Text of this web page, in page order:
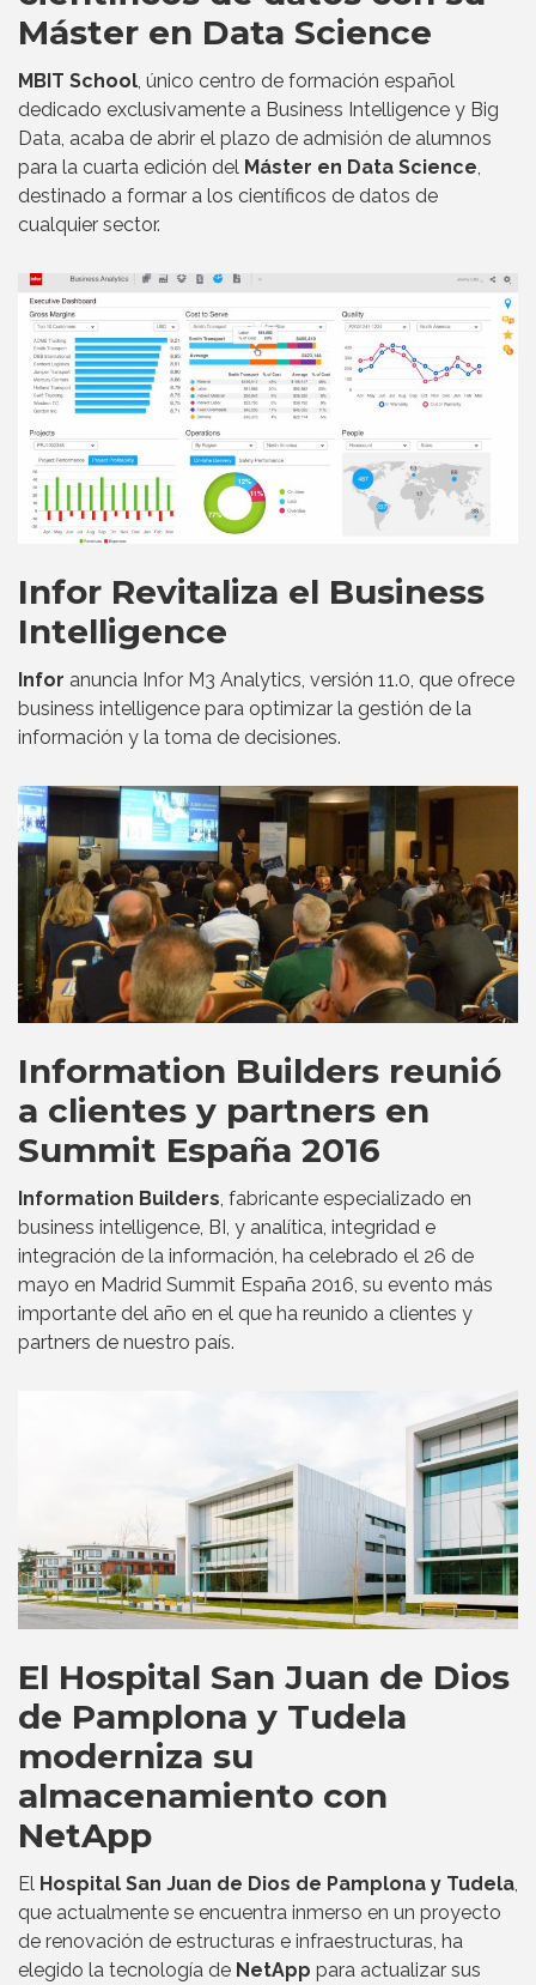
Máster en Data Science
MBIT School, único centro de formación español
dedicado exclusivamente a Business Intelligence y Big
Data, acaba de abrir el plazo de admisión de alumnos
para la cuarta edición del Máster en Data Science,
destinado a formar a los científicos de datos de
cualquier sector.
Infor Revitaliza el Business
Intelligence
Infor anuncia Infor M3 Analytics, versión 11.0, que ofrece
business intelligence para optimizar la gestión de la
información y la toma de decisiones.
Information Builders reunió
a clientes y partners en
Summit España 2016
Information Builders, fabricante especializado en
business intelligence, BI, y analítica, integridad e
integración de la información, ha celebrado el 26 de
mayo en Madrid Summit España 2016, su evento más
importante del año en el que ha reunido a clientes y
partners de nuestro país.
El Hospital San Juan de Dios
de Pamplona y Tudela
moderniza su
almacenamiento con
NetApp
El Hospital San Juan de Dios de Pamplona y Tudela
que actualmente se encuentra inmerso en un proyecto
de renovación de estructuras e infraestructuras, ha
elegido la tecnología de NetApp para actualizar sus